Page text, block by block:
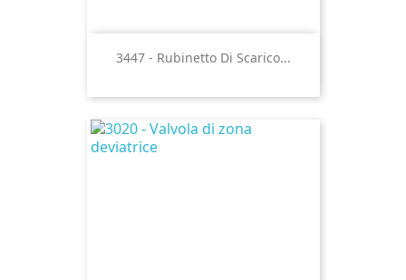
3447 - Rubinetto Di Scarico...